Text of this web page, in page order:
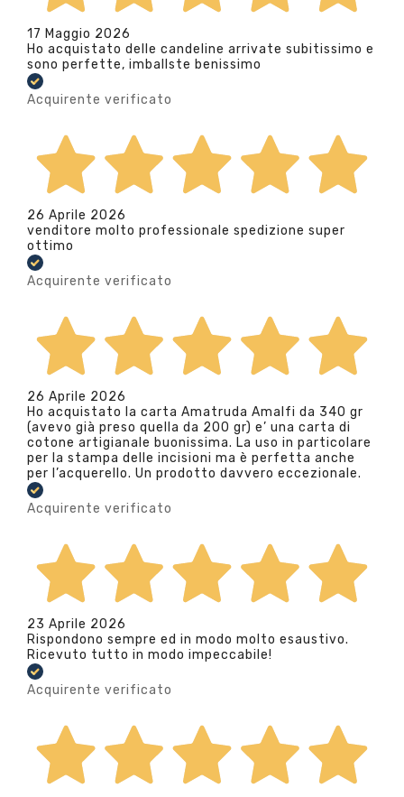
17 Maggio 2026
Ho acquistato delle candeline arrivate subitissimo e
sono perfette, imballste benissimo
Acquirente verificato
26 Aprile 2026
venditore molto professionale spedizione super
ottimo
Acquirente verificato
26 Aprile 2026
Ho acquistato la carta Amatruda Amalfi da 340 gr
(avevo già preso quella da 200 gr) e’ una carta di
cotone artigianale buonissima. La uso in particolare
per la stampa delle incisioni ma è perfetta anche
per l’acquerello. Un prodotto davvero eccezionale.
Acquirente verificato
23 Aprile 2026
Rispondono sempre ed in modo molto esaustivo.
Ricevuto tutto in modo impeccabile!
Acquirente verificato